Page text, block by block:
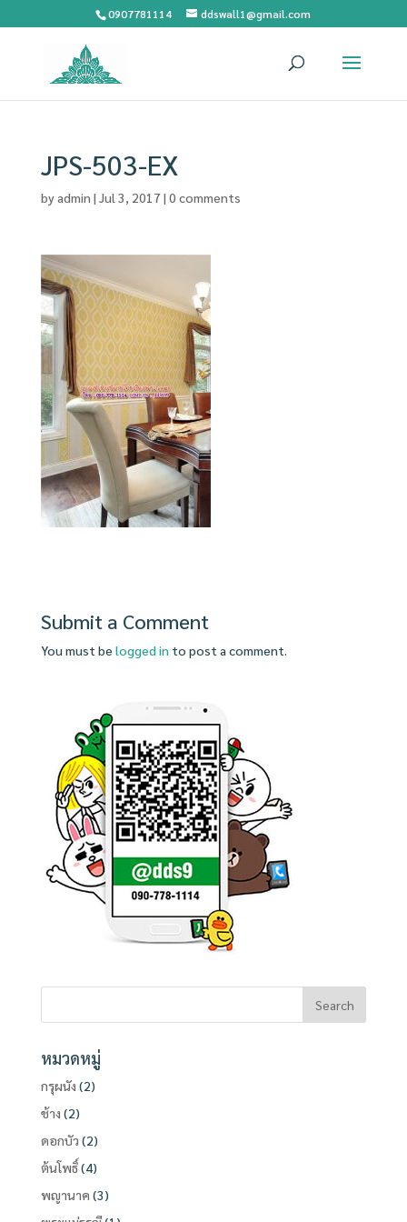
0907781114 ddswall1@gmail.com
JPS-503-EX
byadmin | Jul 3, 2017 | 0 comments
Submit a Comment
You must be logged in to post a comment.
หมวดหมู่
กรุผนัง (2)
ช้าง (2)
ดอกบัว (2)
ต้นโพธิ์(4)
พญานาค (3)